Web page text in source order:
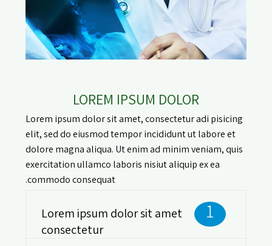
LOREM IPSUM DOLOR
Lorem ipsum dolor sit amet, consectetur adi pisicing
elit, sed do eiusmod tempor incididunt ut labore et
dolore magna aliqua. Ut enim ad minim veniam, quis
exercitation ullamco laboris nisiut aliquip ex ea
commodo consequat.
1
Lorem ipsum dolor sit amet
consectetur